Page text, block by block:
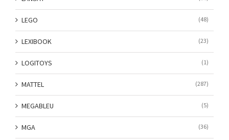
LEGO (48)
LEXIBOOK (23)
LOGITOYS (1)
MATTEL (287)
MEGABLEU (5)
MGA (36)